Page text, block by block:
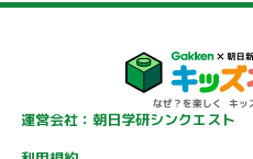
運営会社：朝日学研シンクエスト